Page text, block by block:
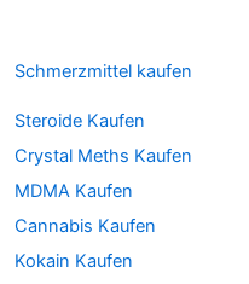
Schmerzmittel kaufen
Steroide Kaufen
Crystal Meths Kaufen
MDMA Kaufen
Cannabis Kaufen
Kokain Kaufen